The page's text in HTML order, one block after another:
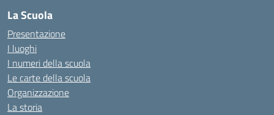
La Scuola
Presentazione
I luoghi
I numeri della scuola
Le carte della scuola
Organizzazione
La storia